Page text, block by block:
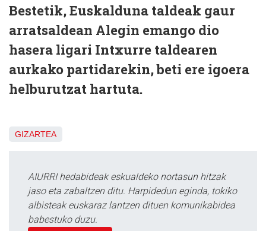
Bestetik, Euskalduna taldeak gaur
arratsaldean Alegin emango dio
hasera ligari Intxurre taldearen
aurkako partidarekin, beti ere igoera
helburutzat hartuta.
GIZARTEA
AIURRI hedabideak eskualdeko nortasun hitzak
jaso eta zabaltzen ditu. Harpidedun eginda, tokiko
albisteak euskaraz lantzen dituen komunikabidea
babestuko duzu.